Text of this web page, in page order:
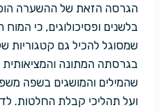
הגרסה הזאת של ההשערה
בלשנים ופסיכולוגים, כי המוח
שמסוגל להכיל גם קטגוריות
בגרסתה המתונה
שהמילים והמושגים בשפה
ועל תהליכי קבלת החלטות.